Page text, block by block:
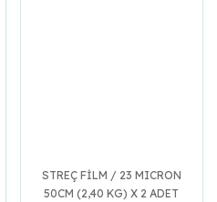
STREÇ FİLM / 23 MICRON
50CM (2,40 KG) X 2 ADET